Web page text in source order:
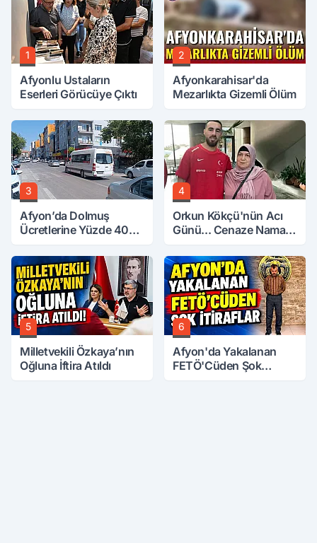
1
Afyonlu Ustaların
Eserleri Görücüye Çıktı
2
Afyonkarahisar'da
Mezarlıkta Gizemli Ölüm
3
Afyon’da Dolmuş
Ücretlerine Yüzde 40
4
Orkun Kökçü'nün Acı
Günü... Cenaze Namazı
5
Milletvekili Özkaya’nın
Oğluna İftira Atıldı
6
Afyon'da Yakalanan
FETÖ'Cüden Şok